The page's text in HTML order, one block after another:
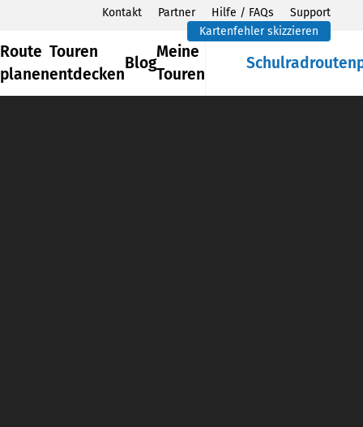
Kontakt Partner Hilfe / FAQs
Support
Kartenfehler skizzieren
Route
planen
Touren
entdecken
Blog
Meine
Touren